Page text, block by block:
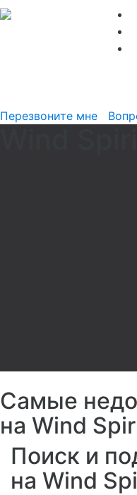
Перезвоните мне
Самые
на Wind
Поиск и
на Wind